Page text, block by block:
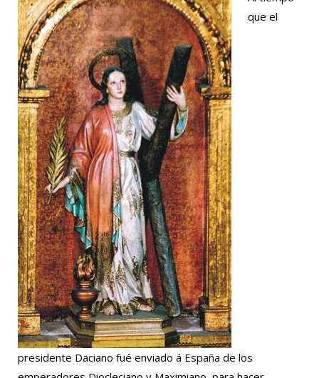
que el
presidente Daciano fué enviado á España de los